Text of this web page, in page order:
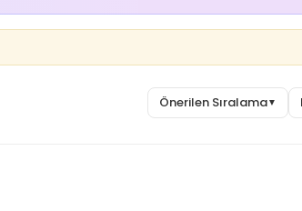
Önerilen Sıralama▼